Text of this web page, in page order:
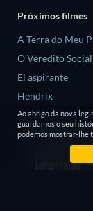
Próximos filmes
A Terra do Meu
O Veredito Social
El aspirante
Hendrix
Megaville
Ao abrigo da nova
guardamos o seu
podemos mostrar-lhe